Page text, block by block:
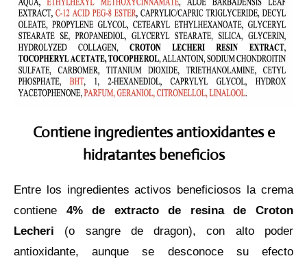
Contiene ingredientes antioxidantes e
hidratantes beneficios
Entre los ingredientes activos beneficiosos la crema
contiene 4% de extracto de resina de Croton
Lecheri (o sangre de dragon), con alto poder
antioxidante, aunque se desconoce su efecto